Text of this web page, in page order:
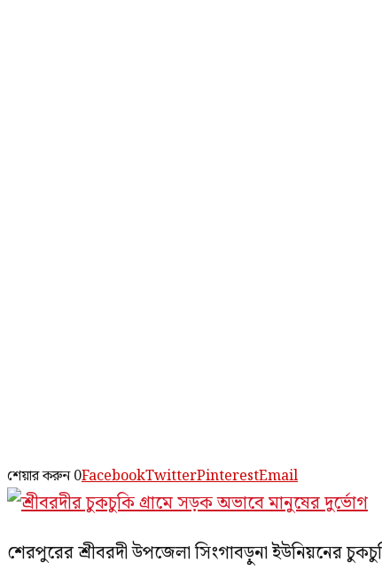
শেয়ার করুন 0FacebookTwitterPinterestEmail
শেরপুরের শ্রীবরদী উপজেলা সিংগাবড়ুনা ইউনিয়নের